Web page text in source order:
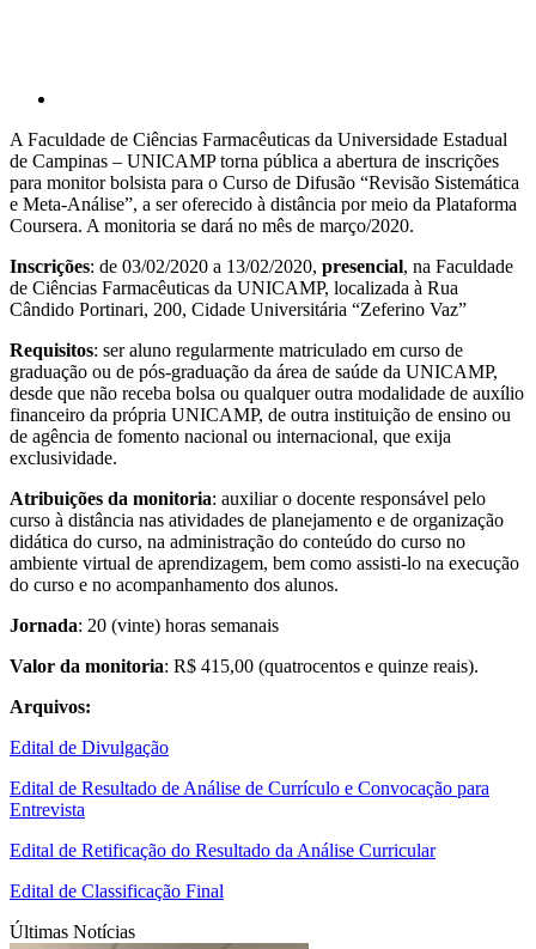
A Faculdade de Ciências Farmacêuticas da Universidade Estadual
de Campinas – UNICAMP torna pública a abertura de inscrições
para monitor bolsista para o Curso de Difusão “Revisão Sistemática
e Meta-Análise”, a ser oferecido à distância por meio da Plataforma
Coursera. A monitoria se dará no mês de março/2020.
Inscrições: de 03/02/2020 a 13/02/2020, presencial, na Faculdade
de Ciências Farmacêuticas da UNICAMP, localizada à Rua
Cândido Portinari, 200, Cidade Universitária “Zeferino Vaz”
Requisitos: ser aluno regularmente matriculado em curso de
graduação ou de pós-graduação da área de saúde da UNICAMP,
desde que não receba bolsa ou qualquer outra modalidade de auxílio
financeiro da própria UNICAMP, de outra instituição de ensino ou
de agência de fomento nacional ou internacional, que exija
exclusividade.
Atribuições da monitoria: auxiliar o docente responsável pelo
curso à distância nas atividades de planejamento e de organização
didática do curso, na administração do conteúdo do curso no
ambiente virtual de aprendizagem, bem como assisti-lo na execução
do curso e no acompanhamento dos alunos.
Jornada: 20 (vinte) horas semanais
Valor da monitoria: R$ 415,00 (quatrocentos e quinze reais).
Arquivos:
Edital de Divulgação
Edital de Resultado de Análise de Currículo e Convocação para
Entrevista
Edital de Retificação do Resultado da Análise Curricular
Edital de Classificação Final
Últimas Notícias